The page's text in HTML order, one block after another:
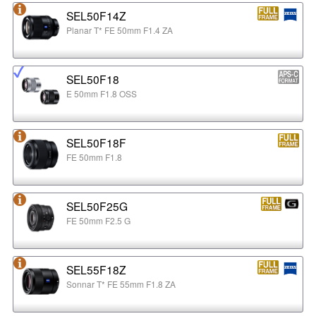
SEL50F14Z
Planar T* FE 50mm F1.4 ZA
SEL50F18
E 50mm F1.8 OSS
SEL50F18F
FE 50mm F1.8
SEL50F25G
FE 50mm F2.5 G
SEL55F18Z
Sonnar T* FE 55mm F1.8 ZA